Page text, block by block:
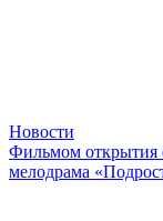
Новости
Фильмом открытия
мелодрама